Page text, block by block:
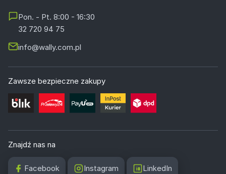
Pon. - Pt. 8:00 - 16:30
32 720 94 75
info@wally.com.pl
Zawsze bezpieczne zakupy
Znajdź nas na
Facebook Instagram LinkedIn